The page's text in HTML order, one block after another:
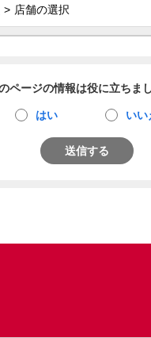
店舗の選択
ページの情報は役に立ちま
はい いい
送信する